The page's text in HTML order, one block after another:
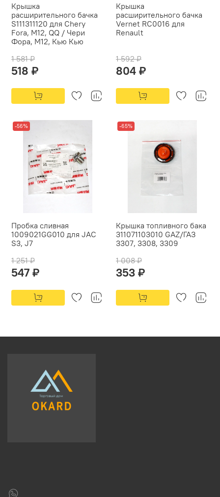
Крышка
расширительного бачка
S111311120 для Chery
Fora, M12, QQ / Чери
Фора, М12, Кью Кью
1 581 ₽
518 ₽
Крышка
расширительного бачка
Vernet RC0016 для
Renault
1 592 ₽
804 ₽
-56%
Пробка сливная
1009021GG010 для JAC
S3, J7
1 251 ₽
547 ₽
-65%
Крышка топливного бака
311071103010 GAZ/ГАЗ
3307, 3308, 3309
1 008 ₽
353 ₽